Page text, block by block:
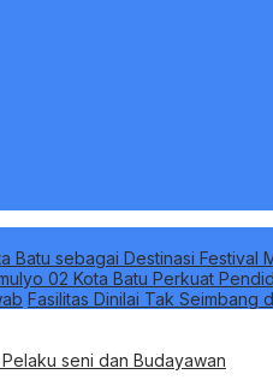
Batu sebagai Destinasi Festival
02 Kota Batu Perkuat
Fasilitas Dinilai Tak Seimbang
seni dan Budayawan